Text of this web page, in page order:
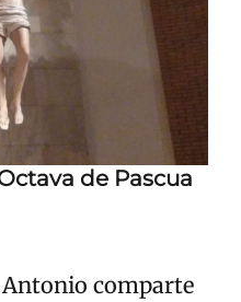
de Pascua
comparte